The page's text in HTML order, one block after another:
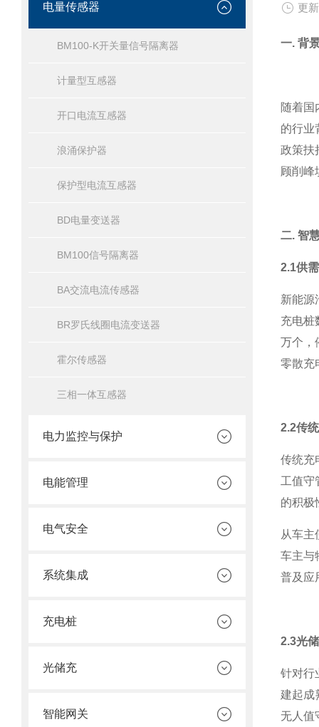
电量传感器
BM100-K开关量信号隔离器
计量型互感器
开口电流互感器
浪涌保护器
保护型电流互感器
BD电量变送器
BM100信号隔离器
BA交流电流传感器
BR罗氏线圈电流变送器
霍尔传感器
三相一体互感器
电力监控与保护
电能管理
电气安全
系统集成
充电桩
光储充
智能网关
更
一. 背
随着国
的行业
政策扶
顾削峰
二. 智
2.1供
新能源
充电桩
万个，
零散充
2.2传
传统充
工值守
的积极
从车主
车主与
普及应
2.3光
针对行
建起成
无人值